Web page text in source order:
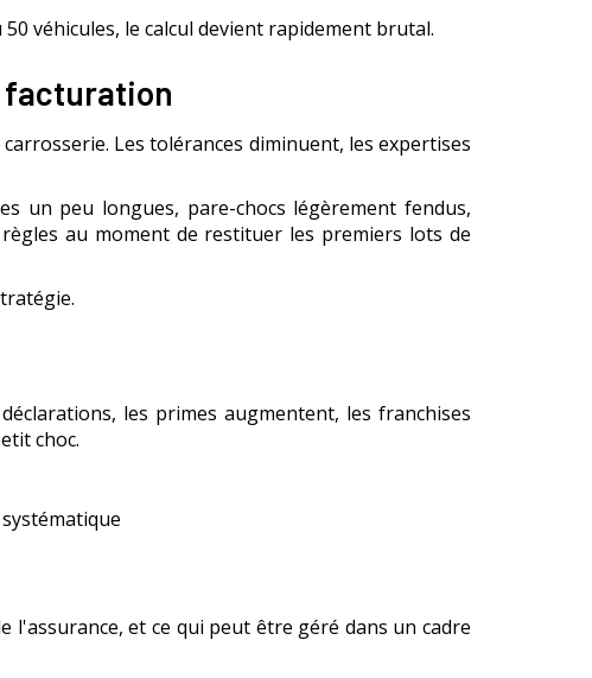
véhicules, le calcul devient rapidement brutal.
facturation
Les tolérances diminuent, les expertises
un peu longues, pare-chocs légèrement fendus,
au moment de restituer les premiers lots de
les primes augmentent, les franchises
choc.
l'assurance, et ce qui peut être géré dans un cadre